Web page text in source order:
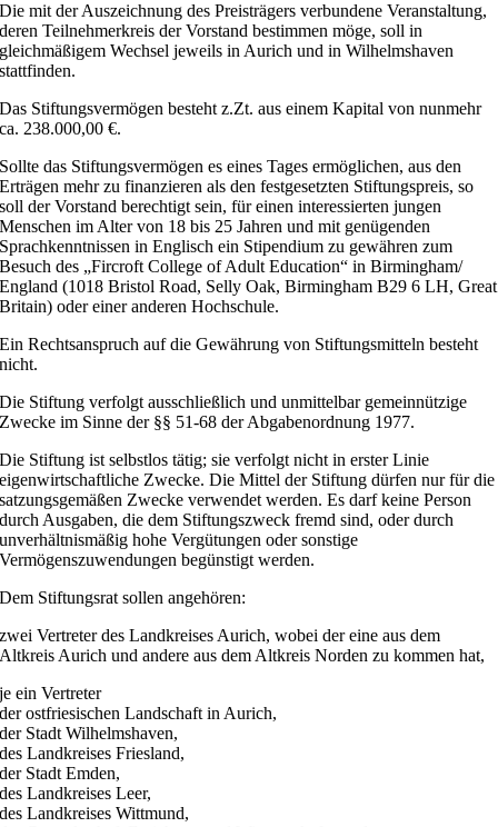
Die mit der Auszeichnung des Preisträgers verbundene Veranstaltung,
deren Teilnehmerkreis der Vorstand bestimmen möge, soll in
gleichmäßigem Wechsel jeweils in Aurich und in Wilhelmshaven
stattfinden.
Das Stiftungsvermögen besteht z.Zt. aus einem Kapital von nunmehr
ca. 238.000,00 €.
Sollte das Stiftungsvermögen es eines Tages ermöglichen, aus den
Erträgen mehr zu finanzieren als den festgesetzten Stiftungspreis, so
soll der Vorstand berechtigt sein, für einen interessierten jungen
Menschen im Alter von 18 bis 25 Jahren und mit genügenden
Sprachkenntnissen in Englisch ein Stipendium zu gewähren zum
Besuch des „Fircroft College of Adult Education“ in Birmingham/
England (1018 Bristol Road, Selly Oak, Birmingham B29 6 LH, Great
Britain) oder einer anderen Hochschule.
Ein Rechtsanspruch auf die Gewährung von Stiftungsmitteln besteht
nicht.
Die Stiftung verfolgt ausschließlich und unmittelbar gemeinnützige
Zwecke im Sinne der §§ 51-68 der Abgabenordnung 1977.
Die Stiftung ist selbstlos tätig; sie verfolgt nicht in erster Linie
eigenwirtschaftliche Zwecke. Die Mittel der Stiftung dürfen nur für die
satzungsgemäßen Zwecke verwendet werden. Es darf keine Person
durch Ausgaben, die dem Stiftungszweck fremd sind, oder durch
unverhältnismäßig hohe Vergütungen oder sonstige
Vermögenszuwendungen begünstigt werden.
Dem Stiftungsrat sollen angehören:
zwei Vertreter des Landkreises Aurich, wobei der eine aus dem
Altkreis Aurich und andere aus dem Altkreis Norden zu kommen hat,
je ein Vertreter
der ostfriesischen Landschaft in Aurich,
der Stadt Wilhelmshaven,
des Landkreises Friesland,
der Stadt Emden,
des Landkreises Leer,
des Landkreises Wittmund,